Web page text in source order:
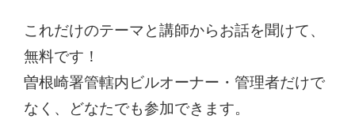
これだけのテーマと講師からお話を聞けて、
無料です！
曽根崎署管轄内ビルオーナー・管理者だけで
なく、どなたでも参加できます。